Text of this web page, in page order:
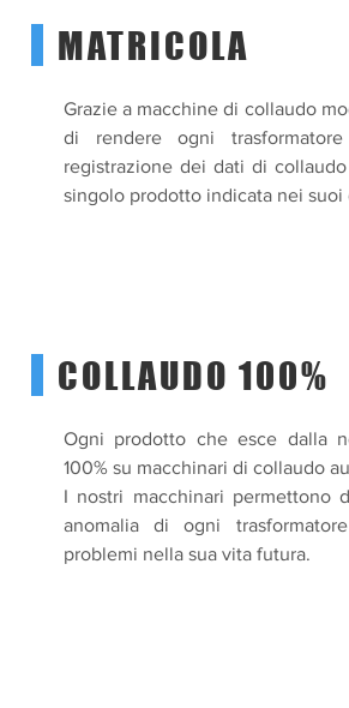
MATRICOLA
Grazie a macchine di collaudo
di rendere ogni
registrazione dei dati di
singolo prodotto indicata nei suoi
COLLAUDO 100%
Ogni prodotto che esce dalla
100% su macchinari di collaudo
I nostri macchinari permettono
anomalia di ogni
problemi nella sua vita futura.